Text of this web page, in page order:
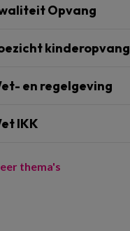
Opvang
kinderopvang
en regelgeving
IKK
thema's